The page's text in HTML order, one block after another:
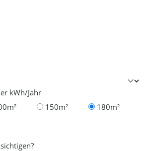
kWh/Jahr
150m²
180m²